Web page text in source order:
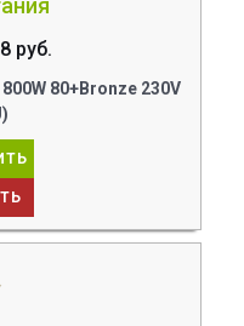
руб.
80+Bronze 230V